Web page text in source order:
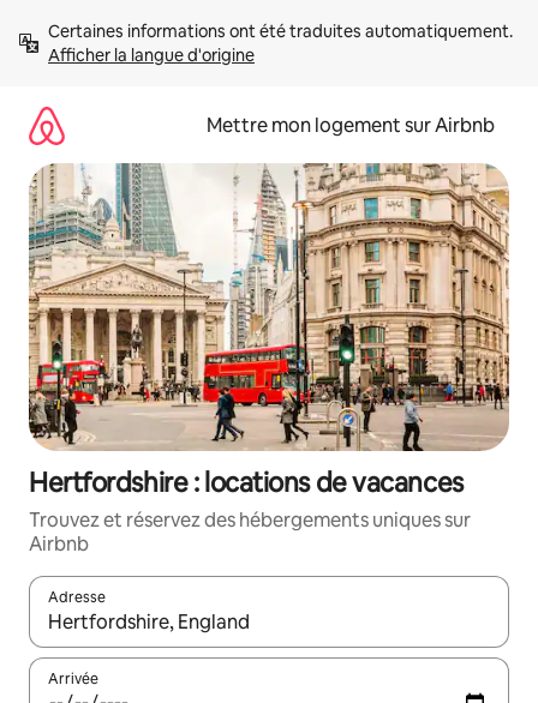
directement
Afficher la langue d'origine
Mettre mon logement sur Airbnb
Hertfordshire : locations de vacances
Trouvez et réservez des hébergements uniques sur
Airbnb
Adresse
Lorsque les résultats s'affichent, utilisez les flèches vers le
Arrivée